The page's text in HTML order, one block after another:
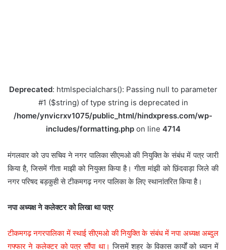
Deprecated: htmlspecialchars(): Passing null to parameter
#1 ($string) of type string is deprecated in
/home/ynvicrxv1075/public_html/hindxpress.com/wp-
includes/formatting.phpon line 4714
मंगलवार को उप सचिव ने नगर पालिका सीएमओ की नियुक्ति के संबंध में पत्र जारी
किया है, जिसमें गीता माझी को नियुक्त किया है। गीता मांझी को छिंदवाड़ा जिले की
नगर परिषद बड़कुही से टीकमगढ़ नगर पालिका के लिए स्थानांतरित किया है।
नपा अध्यक्ष ने कलेक्टर को लिखा था पत्र
टीकमगढ़ नगरपालिका में स्थाई सीएमओ की नियुक्ति के संबंध में नपा अध्यक्ष अब्दुल
गफ्फार ने कलेक्टर को पत्र सौंपा था। जिसमें शहर के विकास कार्यों को ध्यान में